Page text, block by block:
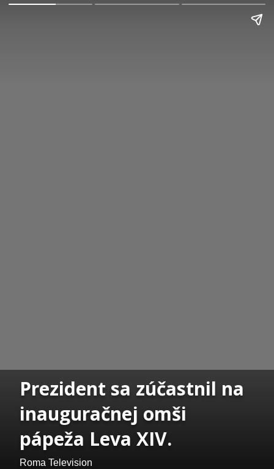
Prezident sa zúčastnil na
inauguračnej omši
pápeža Leva XIV.
Roma Television